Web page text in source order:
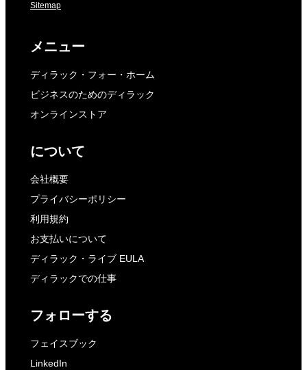
Sitemap
メニュー
ディラック・フォー・ホーム
ビジネスのためのディラック
オンラインストア
について
会社概要
プライバシーポリシー
利用規約
お支払いについて
ディラック・ライブ EULA
ディラックでの仕事
フォローする
フェイスブック
LinkedIn